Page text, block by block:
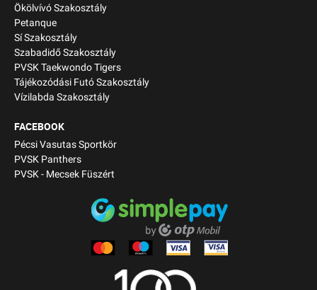
Ökölvívó Szakosztály
Petanque
Sí Szakosztály
Szabadidő Szakosztály
PVSK Taekwondo Tigers
Tájékozódási Futó Szakosztály
Vízilabda Szakosztály
FACEBOOK
Pécsi Vasutas Sportkör
PVSK Panthers
PVSK - Mecsek Füszért